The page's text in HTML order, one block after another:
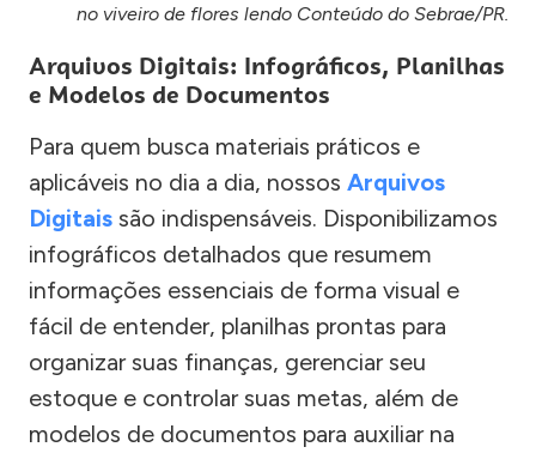
no viveiro de flores lendo Conteúdo do Sebrae/PR.
Arquivos Digitais: Infográficos, Planilhas
e Modelos de Documentos
Para quem busca materiais práticos e
aplicáveis no dia a dia, nossos Arquivos
Digitais são indispensáveis. Disponibilizamos
infográficos detalhados que resumem
informações essenciais de forma visual e
fácil de entender, planilhas prontas para
organizar suas finanças, gerenciar seu
estoque e controlar suas metas, além de
modelos de documentos para auxiliar na